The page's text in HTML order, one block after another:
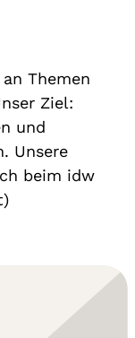
Themen
Ziel:
und
Unsere
beim idw